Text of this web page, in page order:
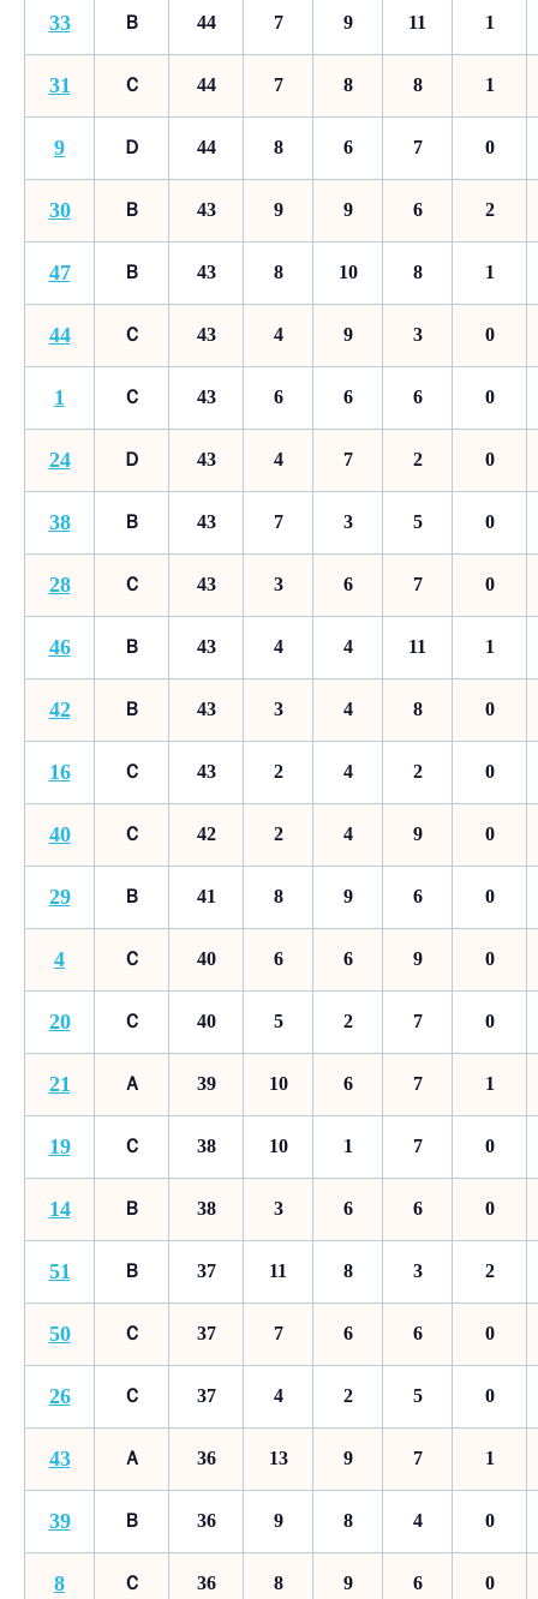
33 Ｂ 44 7 9 11 1
31 Ｃ 44 7 8 8 1
9 Ｄ 44 8 6 7 0
30 Ｂ 43 9 9 6 2
47 Ｂ 43 8 10 8 1
44 Ｃ 43 4 9 3 0
1 Ｃ 43 6 6 6 0
24 Ｄ 43 4 7 2 0
38 Ｂ 43 7 3 5 0
28 Ｃ 43 3 6 7 0
46 Ｂ 43 4 4 11 1
42 Ｂ 43 3 4 8 0
16 Ｃ 43 2 4 2 0
40 Ｃ 42 2 4 9 0
29 Ｂ 41 8 9 6 0
4 Ｃ 40 6 6 9 0
20 Ｃ 40 5 2 7 0
21 Ａ 39 10 6 7 1
19 Ｃ 38 10 1 7 0
14 Ｂ 38 3 6 6 0
51 Ｂ 37 11 8 3 2
50 Ｃ 37 7 6 6 0
26 Ｃ 37 4 2 5 0
43 Ａ 36 13 9 7 1
39 Ｂ 36 9 8 4 0
8 Ｃ 36 8 9 6 0